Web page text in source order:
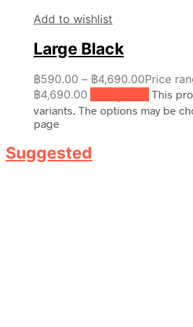
Add to wishlist
Large Black
฿590.00 – ฿4,690.00Price
฿4,690.00
This
variants. The options may be
page
Suggested